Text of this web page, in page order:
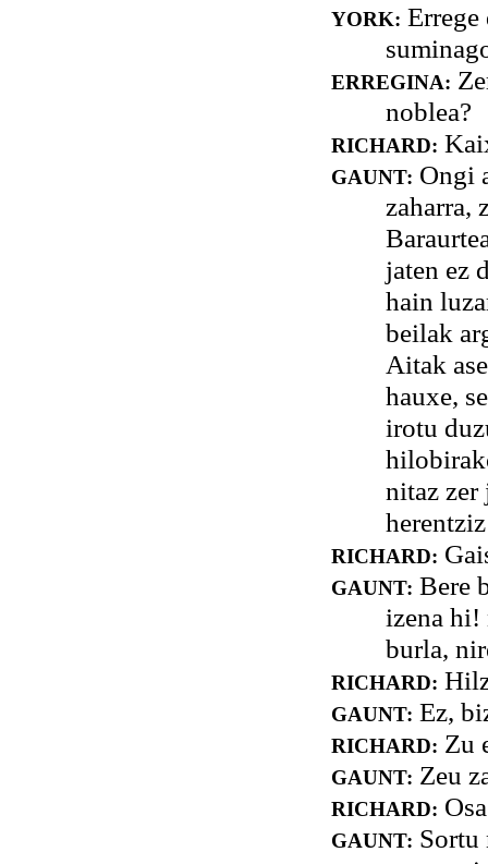
YORK:
ERREGINA:
noblea?
RICHARD:
GAUNT: Ongi
zaharra,
jaten ez
hain
beilak
Aitak
hauxe,
irotu
nitaz zer
RICHARD:
GAUNT: Bere
izena hi!
burla,
RICHARD:
GAUNT: Ez,
RICHARD: Zu
GAUNT: Zeu
RICHARD:
GAUNT: Sortu